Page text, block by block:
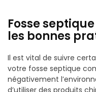
Fosse
les bonnes
Il est vital de suivre
votre fosse septique
négativement
d’utiliser des produits